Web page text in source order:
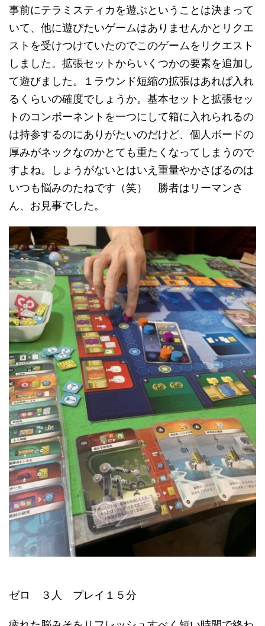
事前にテラミスティカを遊ぶということは決まって
いて、他に遊びたいゲームはありませんかとリクエ
ストを受けつけていたのでこのゲームをリクエスト
しました。拡張セットからいくつかの要素を追加し
て遊びました。１ラウンド短縮の拡張はあれば入れ
るくらいの確度でしょうか。基本セットと拡張セッ
トのコンポーネントを一つにして箱に入れられるの
は持参するのにありがたいのだけど、個人ボードの
厚みがネックなのかとても重たくなってしまうので
すよね。しょうがないとはいえ重量やかさばるのは
いつも悩みのたねです（笑） 勝者はリーマンさ
ん、お見事でした。
ゼロ ３人 プレイ１５分